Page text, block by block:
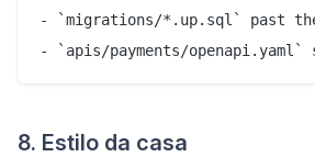
- `migrations/*.up.sql` past
8. Estilo da casa